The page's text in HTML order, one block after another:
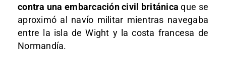
contra una embarcación civil británica que se
aproximó al navío militar mientras navegaba
entre la isla de Wight y la costa francesa de
Normandía.